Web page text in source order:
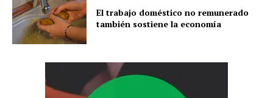
El trabajo doméstico no remunerado
también sostiene la economía